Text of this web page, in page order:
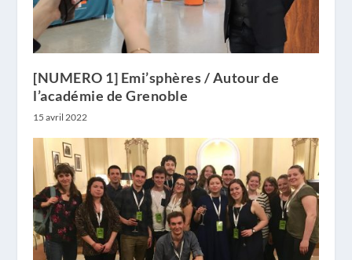
[NUMERO 1] Emi’sphères / Autour de
l’académie de Grenoble
15 avril 2022